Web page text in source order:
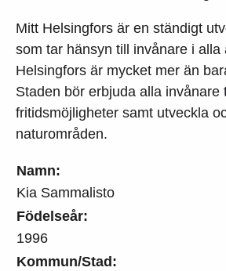
Namn:
Kia Sammalisto
Födelseår:
1996
Kommun/Stad:
Mitt Helsingfors är en ständigt
som tar hänsyn till invånare i alla
Helsingfors är mycket mer än
Staden bör erbjuda alla invånare
fritidsmöjligheter samt utveckla
naturområden.